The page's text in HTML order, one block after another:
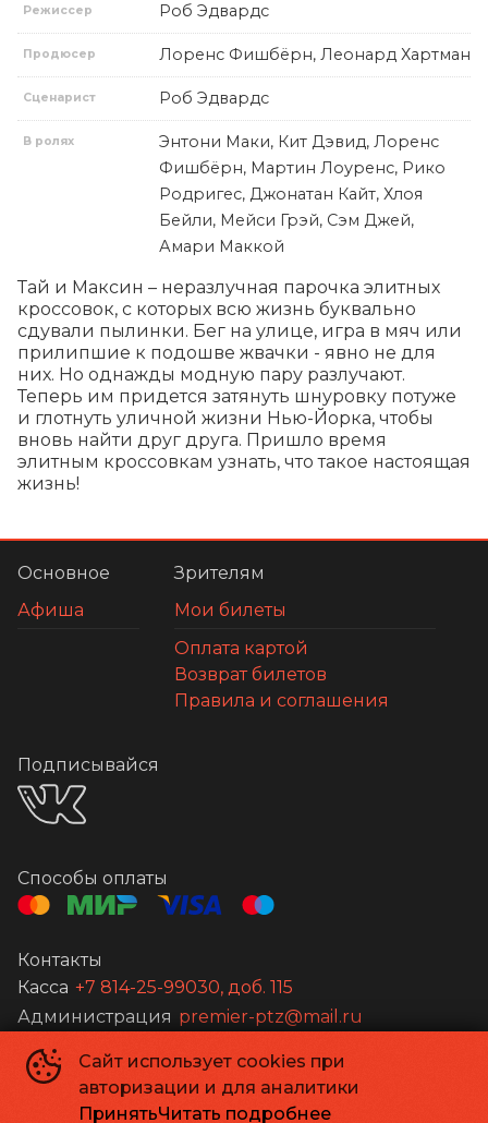
Режиссер Роб Эдвардс
Продюсер Лоренс Фишбёрн, Леонард Хартман
Сценарист Роб Эдвардс
В ролях
Энтони Маки, Кит Дэвид, Лоренс
Фишбёрн, Мартин Лоуренс, Рико
Родригес, Джонатан Кайт, Хлоя
Бейли, Мейси Грэй, Сэм Джей,
Амари Маккой
Тай и Максин – неразлучная парочка элитных
кроссовок, с которых всю жизнь буквально
сдували пылинки. Бег на улице, игра в мяч или
прилипшие к подошве жвачки - явно не для
них. Но однажды модную пару разлучают.
Теперь им придется затянуть шнуровку потуже
и глотнуть уличной жизни Нью-Йорка, чтобы
вновь найти друг друга. Пришло время
элитным кроссовкам узнать, что такое настоящая
жизнь!
Сайт использует cookies при
авторизации и для аналитики
ПринятьЧитать подробнее
Основное
Афиша
Зрителям
Мои билеты
Оплата картой
Возврат билетов
Правила и соглашения
Подписывайся
Способы оплаты
Контакты
Касса +7 814-25-99030, доб. 115
Администрация premier-ptz@mail.ru
© 2026
Powered byp24.app